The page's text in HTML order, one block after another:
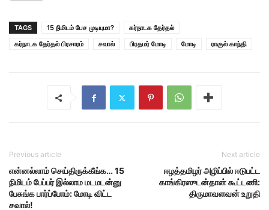
TAGS 15 நிமிடம் பேச முடியுமா?
கர்நாடக தேர்தல்
கர்நாடக தேர்தல் பிரசாரம்
சவால் பிரதமர் மோடி மோடி ராகுல் காந்தி
Previous article
என்னல்லாம் செய்திருக்கீங்க… 15
நிமிடம் பேப்பர் இல்லாம மடமடன்னு
பேசுங்க பார்ப்போம்: மோடி விட்ட
சவால்!
Next article
ஈழத்தமிழர் அழிப்பில் ஈடுபட்ட
காங்கிரஸுடன்தான் கூட்டணி:
திருமாவளவன் உறுதி